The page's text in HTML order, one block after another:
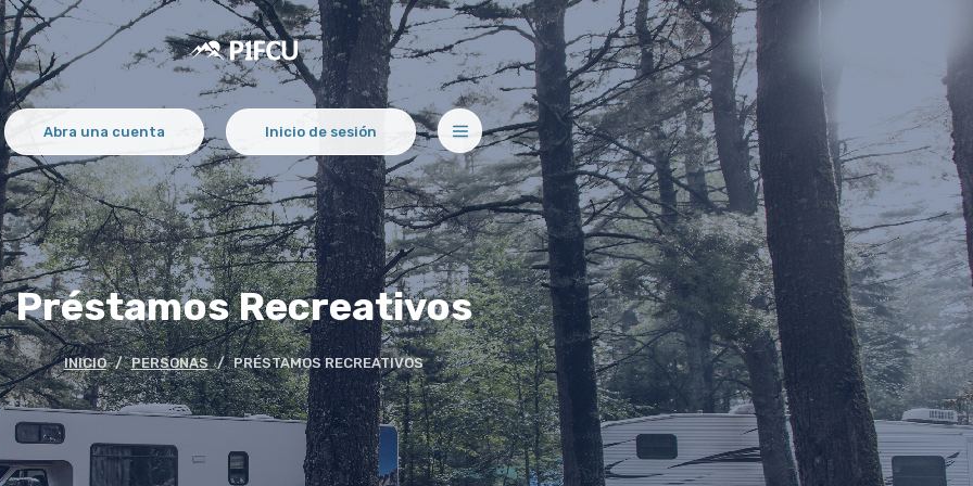
Potlatch No 1 Financial Credit Union (Spanish)
Abra una cuenta
Inicio de sesión
(Opens in a new Window)
Préstamos Recreativos
INICIO PERSONAS PRÉSTAMOS RECREATIVOS